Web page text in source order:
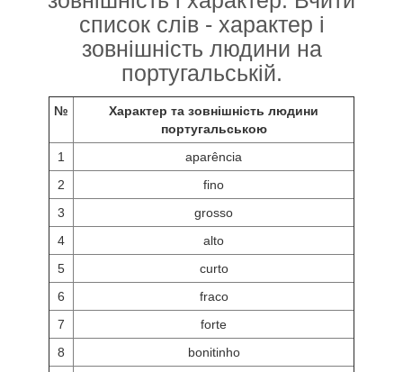
список слів - характер і
зовнішність людини на
португальській.
№
Характер та зовнішність людини
португальською
1
aparência
2
fino
3
grosso
4
alto
5
curto
6
fraco
7
forte
8
bonitinho